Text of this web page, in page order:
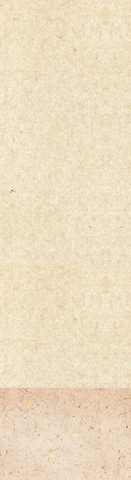
オンライン商品以外の
商品のご注文はできま
すか？